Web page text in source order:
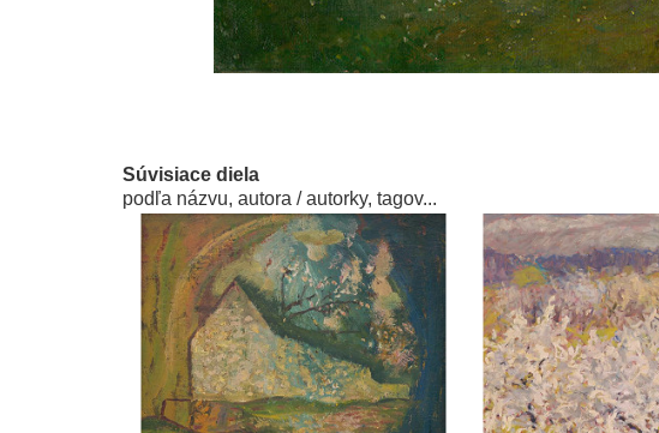
Súvisiace diela
podľa názvu, autora / autorky, tagov...